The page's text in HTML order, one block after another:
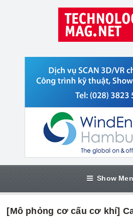
Show
[Mô phỏng cơ cấu cơ khí]